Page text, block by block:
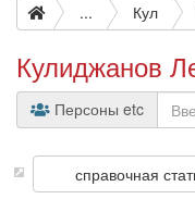
... Кул
Кулиджанов
Персоны etc
справочная